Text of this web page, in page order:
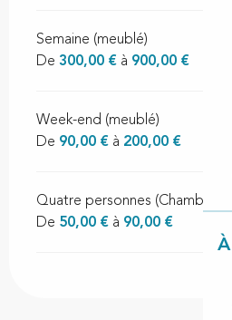
Semaine (meublé)
De 300,00 € à 900,00 €
Week-end (meublé)
De 90,00 € à 200,00 €
Quatre personnes (Chambres
De 50,00 € à 90,00 €